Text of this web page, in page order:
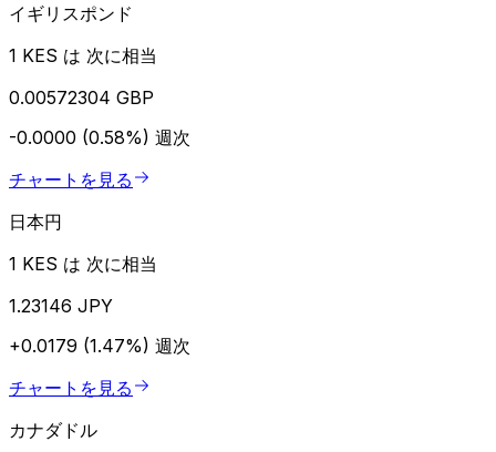
イギリスポンド
1 KES は 次に相当
0.00572304 GBP
-0.0000 (0.58%) 週次
チャートを見る
日本円
1 KES は 次に相当
1.23146 JPY
+0.0179 (1.47%) 週次
チャートを見る
カナダドル